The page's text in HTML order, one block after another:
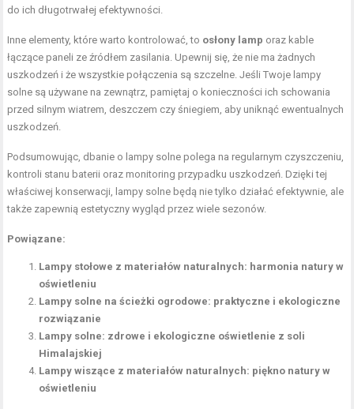
do ich długotrwałej efektywności.
Inne elementy, które warto kontrolować, to osłony lamp oraz kable
łączące paneli ze źródłem zasilania. Upewnij się, że nie ma żadnych
uszkodzeń i że wszystkie połączenia są szczelne. Jeśli Twoje lampy
solne są używane na zewnątrz, pamiętaj o konieczności ich schowania
przed silnym wiatrem, deszczem czy śniegiem, aby uniknąć ewentualnych
uszkodzeń.
Podsumowując, dbanie o lampy solne polega na regularnym czyszczeniu,
kontroli stanu baterii oraz monitoring przypadku uszkodzeń. Dzięki tej
właściwej konserwacji, lampy solne będą nie tylko działać efektywnie, ale
także zapewnią estetyczny wygląd przez wiele sezonów.
Powiązane:
Lampy stołowe z materiałów naturalnych: harmonia natury w
oświetleniu
Lampy solne na ścieżki ogrodowe: praktyczne i ekologiczne
rozwiązanie
Lampy solne: zdrowe i ekologiczne oświetlenie z soli
Himalajskiej
Lampy wiszące z materiałów naturalnych: piękno natury w
oświetleniu